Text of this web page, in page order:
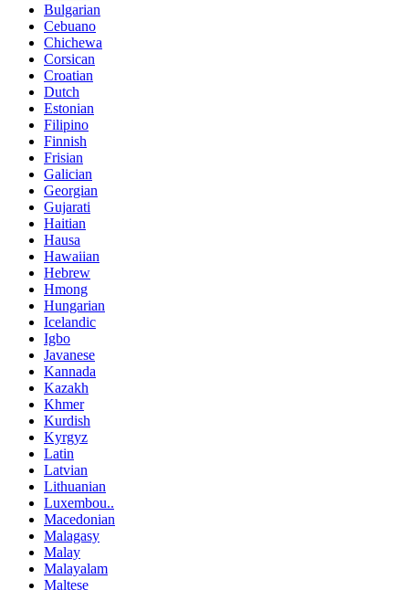
Bulgarian
Cebuano
Chichewa
Corsican
Croatian
Dutch
Estonian
Filipino
Finnish
Frisian
Galician
Georgian
Gujarati
Haitian
Hausa
Hawaiian
Hebrew
Hmong
Hungarian
Icelandic
Igbo
Javanese
Kannada
Kazakh
Khmer
Kurdish
Kyrgyz
Latin
Latvian
Lithuanian
Luxembou..
Macedonian
Malagasy
Malay
Malayalam
Maltese